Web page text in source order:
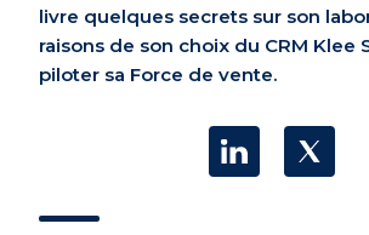
livre quelques secrets sur son
raisons de son choix du CRM Klee
piloter sa Force de vente.